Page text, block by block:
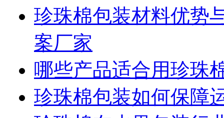
珍珠棉包装材料优势
案厂家
哪些产品适合用珍珠
珍珠棉包装如何保障